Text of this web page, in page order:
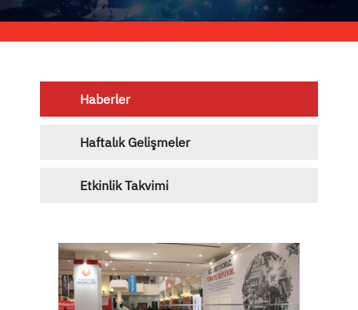
Haberler
Haftalık Gelişmeler
Etkinlik Takvimi